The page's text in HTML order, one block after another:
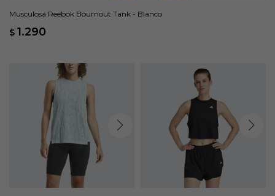
Musculosa Reebok Bournout Tank - Blanco
$ 1.290